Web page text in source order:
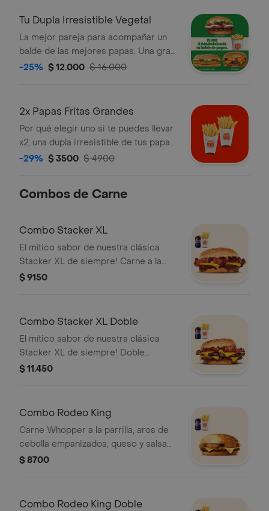
Tu Dupla Irresistible Vegetal
La mejor pareja para acompañar un
balde de las mejores papas. Una gran
promoción que te permite llevar 2
-25% $ 12.000 $ 16.000
2x Papas Fritas Grandes
Por qué elegir uno si te puedes llevar
x2, una dupla irresistible de tus papas
fritas favoritas!
-29% $ 3500 $ 4900
Combos de Carne
Combo Stacker XL
El mítico sabor de nuestra clásica
Stacker XL de siempre! Carne a la
parrilla, sabroso tocino, queso
o aros de cebolla y una lata de
$ 9150
Combo Stacker XL Doble
El mítico sabor de nuestra clásica
Stacker XL de siempre! Doble
porción de carne a la parrilla, sabroso
papas fritas medianas o aros de
cebolla y una lata de bebida!
$ 11.450
Combo Rodeo King
Carne Whopper a la parrilla, aros de
cebolla empanizados, queso y salsa
BBQ ¡Tu combo incluye papas fritas
$ 8700
Combo Rodeo King Doble